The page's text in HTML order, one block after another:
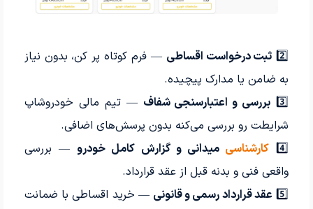
2️⃣ ثبت درخواست اقساطی — فرم کوتاه پر کن، بدون نیاز
به ضامن یا مدارک پیچیده.
3️⃣ بررسی و اعتبارسنجی شفاف — تیم مالی خودروشاپ
شرایطت رو بررسی می‌کنه بدون پرسش‌های اضافی.
4️⃣ کارشناسی میدانی و گزارش کامل خودرو— بررسی
واقعی فنی و بدنه قبل از عقد قرارداد.
5️⃣ عقد قرارداد رسمی و قانونی — خرید اقساطی با ضمانت